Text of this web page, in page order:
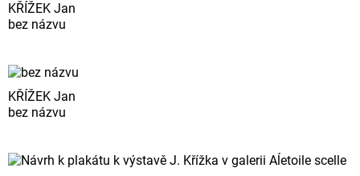
KŘÍŽEK Jan
bez názvu
KŘÍŽEK Jan
bez názvu